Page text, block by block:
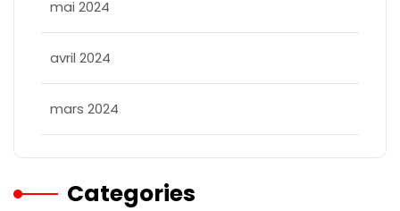
mai 2024
avril 2024
mars 2024
Categories